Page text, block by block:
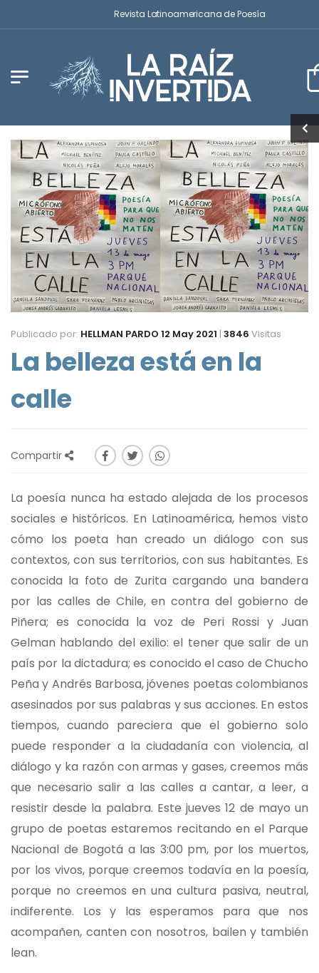
Revista Latinoamericana de Poesía
Publicado por: HELLMAN PARDO 12 May 2021 | 3846 Visitas
La belleza está en la
calle
Compartir
La poesía nunca ha estado alejada de los procesos
sociales e históricos. En Latinoamérica, hemos visto
cómo los poeta han creado un diálogo con sus
contextos, con sus territorios, con sus habitantes. Es
conocida la foto de Zurita cargando una bandera
por las calles de Chile, en contra del gobierno de
Piñera; es conocida la voz de Peri Rossi y Juan
Gelman hablando del exilio: el tener que salir de un
país por la dictadura; es conocido el caso de Chucho
Peña y Andrés Barbosa, jóvenes poetas colombianos
asesinados por sus palabras y sus acciones. En estos
tiempos, cuando pareciera que el gobierno solo
puede responder a la ciudadanía con violencia, al
diálogo y ka razón con armas y gases, creemos más
que necesario salir a las calles a cantar, a leer, a
resistir desde la palabra. Este jueves 12 de mayo un
grupo de poetas estaremos recitando en el Parque
Nacional de Bogotá a las 3:00 pm, por los muertos,
por los vivos, porque creemos todavía en la poesía,
porque no creemos en una cultura pasiva, neutral,
indiferente. Los y las esperamos para que nos
acompañen, canten con nosotros, bailen y también
lean.